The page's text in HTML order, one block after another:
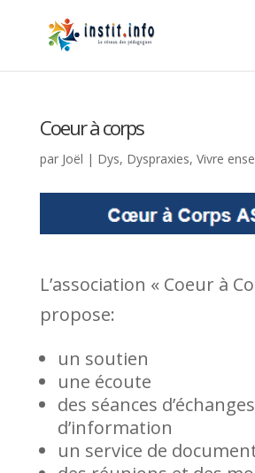
Coeur à corps
par Joël | Dys, Dyspraxies, Vivre
L’association « Coeur à
propose:
un soutien
une écoute
des séances
d’information
un service de